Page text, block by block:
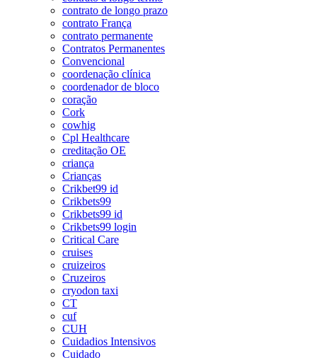
contrato de longo prazo
contrato França
contrato permanente
Contratos Permanentes
Convencional
coordenação clínica
coordenador de bloco
coração
Cork
cowhig
Cpl Healthcare
creditação OE
criança
Crianças
Crikbet99 id
Crikbets99
Crikbets99 id
Crikbets99 login
Critical Care
cruises
cruizeiros
Cruzeiros
cryodon taxi
CT
cuf
CUH
Cuidadios Intensivos
Cuidado